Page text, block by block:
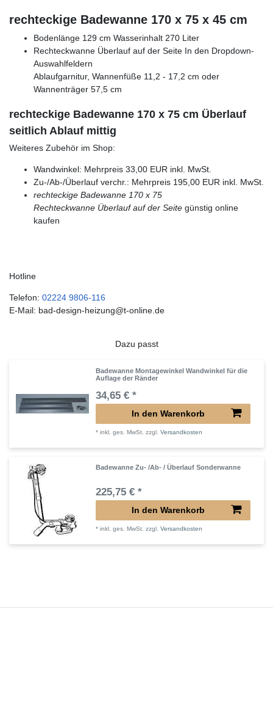
rechteckige Badewanne 170 x 75 x 45 cm
Bodenlänge 129 cm Wasserinhalt 270 Liter
Rechteckwanne Überlauf auf der Seite In den Dropdown-
Auswahlfeldern
Ablaufgarnitur, Wannenfüße 11,2 - 17,2 cm oder
Wannenträger 57,5 cm
rechteckige Badewanne 170 x 75 cm Überlauf
seitlich Ablauf mittig
Weiteres Zubehör im Shop:
Wandwinkel: Mehrpreis 33,00 EUR inkl. MwSt.
Zu-/Ab-/Überlauf verchr.: Mehrpreis 195,00 EUR inkl. MwSt.
rechteckige Badewanne 170 x 75
Rechteckwanne Überlauf auf der Seite günstig online
kaufen
Hotline
Telefon: 02224 9806-116
E-Mail: bad-design-heizung@t-online.de
Dazu passt
Badewanne Montagewinkel Wandwinkel für die
Auflage der Ränder
34,65 € *
In den Warenkorb
*inkl. ges. MwSt. zzgl.Versandkosten
Badewanne Zu- /Ab- / Überlauf Sonderwanne
225,75 € *
In den Warenkorb
*inkl. ges. MwSt. zzgl.Versandkosten